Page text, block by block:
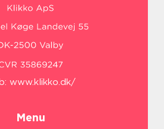
www.klikko.dk/
Menu